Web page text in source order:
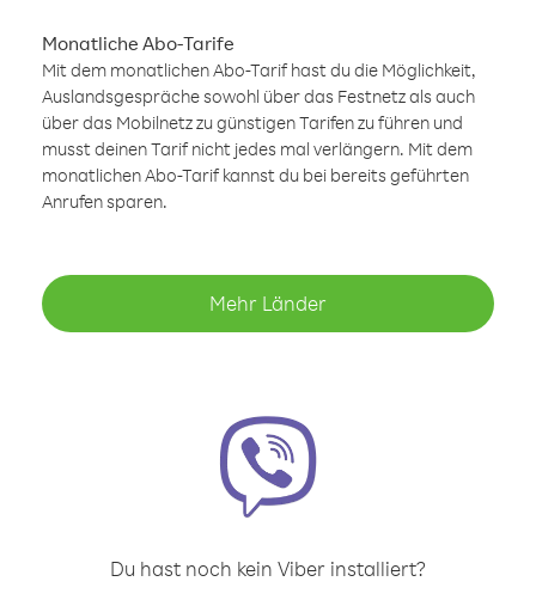
Monatliche Abo-Tarife
Mit dem monatlichen Abo-Tarif hast du die Möglichkeit,
Auslandsgespräche sowohl über das Festnetz als auch
über das Mobilnetz zu günstigen Tarifen zu führen und
musst deinen Tarif nicht jedes mal verlängern. Mit dem
monatlichen Abo-Tarif kannst du bei bereits geführten
Anrufen sparen.
Mehr Länder
Du hast noch kein Viber installiert?